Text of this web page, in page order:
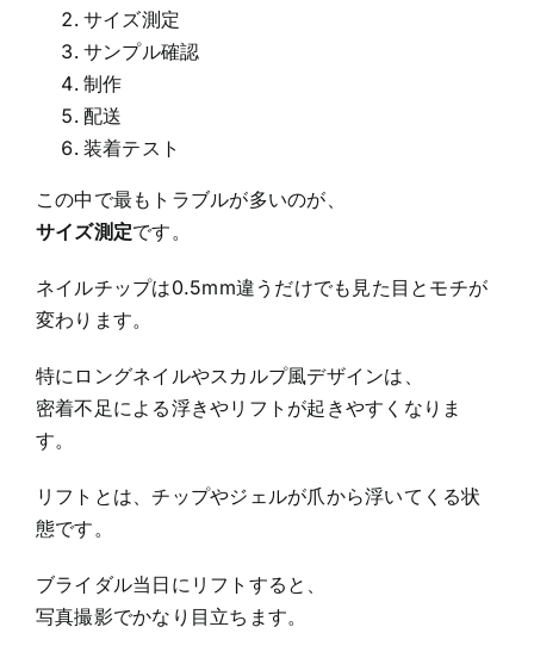
サイズ測定
サンプル確認
制作
配送
装着テスト
この中で最もトラブルが多いのが、
サイズ測定です。
ネイルチップは0.5mm違うだけでも見た目とモチが
変わります。
特にロングネイルやスカルプ風デザインは、
密着不足による浮きやリフトが起きやすくなりま
す。
リフトとは、チップやジェルが爪から浮いてくる状
態です。
ブライダル当日にリフトすると、
写真撮影でかなり目立ちます。